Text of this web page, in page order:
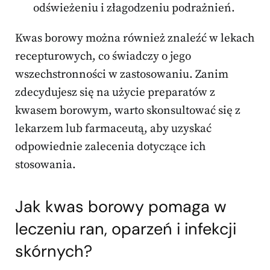
odświeżeniu i złagodzeniu podrażnień.
Kwas borowy można również znaleźć w lekach
recepturowych, co świadczy o jego
wszechstronności w zastosowaniu. Zanim
zdecydujesz się na użycie preparatów z
kwasem borowym, warto skonsultować się z
lekarzem lub farmaceutą, aby uzyskać
odpowiednie zalecenia dotyczące ich
stosowania.
Jak kwas borowy pomaga w
leczeniu ran, oparzeń i infekcji
skórnych?